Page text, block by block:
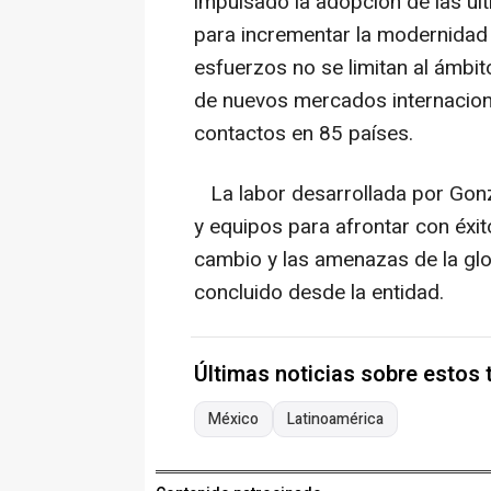
para incrementar la
esfuerzos no se limitan al
de nuevos mercados
contactos en 85 países.
La labor desarrollada por
y equipos para afrontar con
cambio y las amenazas de la
concluido desde la entidad.
Últimas noticias sobre estos
México Latinoamérica